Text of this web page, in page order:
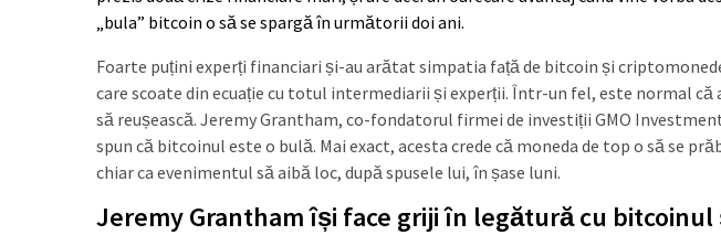
„bula” bitcoin o să se spargă în următorii doi ani.
Foarte puțini experți financiari și-au arătat simpatia față de bitcoin și
care scoate din ecuație cu totul intermediarii și experții. Într-un fel, este normal că
să reușească. Jeremy Grantham, co-fondatorul firmei de investiții GMO
spun că bitcoinul este o bulă. Mai exact, acesta crede că moneda de top o să se
chiar ca evenimentul să aibă loc, după spusele lui, în șase luni.
Jeremy Grantham își face griji în legătură cu bitcoinul